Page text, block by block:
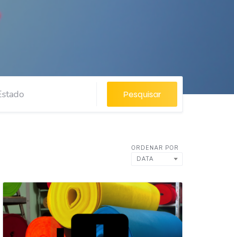
Pesquisar
ORDENAR POR
DATA